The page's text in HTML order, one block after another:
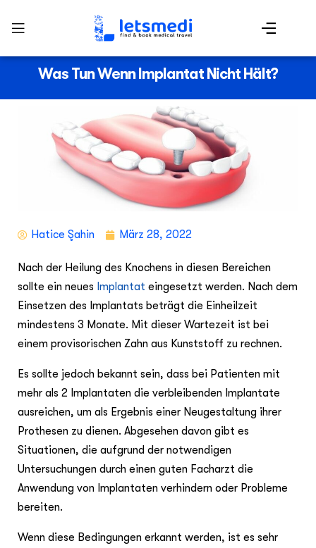
Was Tun Wenn Implantat Nicht Hält?
Hatice Şahin März 28, 2022
Nach der Heilung des Knochens in diesen Bereichen
sollte ein neues Implantat eingesetzt werden. Nach dem
Einsetzen des Implantats beträgt die Einheilzeit
mindestens 3 Monate. Mit dieser Wartezeit ist bei
einem provisorischen Zahn aus Kunststoff zu rechnen.
Es sollte jedoch bekannt sein, dass bei Patienten mit
mehr als 2 Implantaten die verbleibenden Implantate
ausreichen, um als Ergebnis einer Neugestaltung ihrer
Prothesen zu dienen. Abgesehen davon gibt es
Situationen, die aufgrund der notwendigen
Untersuchungen durch einen guten Facharzt die
Anwendung von Implantaten verhindern oder Probleme
bereiten.
Wenn diese Bedingungen erkannt werden, ist es sehr